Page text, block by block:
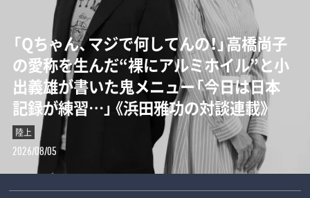
【甲子園】横浜高校の“歴代最強エース”は
誰なのか…松坂大輔と渡辺元智が語
る“背番号1”の条件「人間的には丹波し
かない」
野球
2026/08/05
「Qちゃん、マジで何してんの！」高橋尚子
の愛称を生んだ“裸にアルミホイル”と小
出義雄が書いた鬼メニュー「今日は日本
記録が練習…」《浜田雅功の対談連載》
陸上
2026/08/05
“持たざる者”と“持てる者”が直線でつ
ながる…カーボベルデとメッシの守備が
思い出せてくれた「サッカーの根っこ」と
は？《W杯コラム》
サッカー
2026/08/04